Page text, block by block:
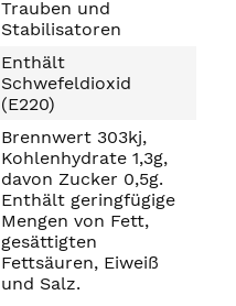
Trauben und
Stabilisatoren
Enthält
Schwefeldioxid
(E220)
Brennwert 303kj,
Kohlenhydrate 1,3g,
davon Zucker 0,5g.
Enthält geringfügige
Mengen von Fett,
gesättigten
Fettsäuren, Eiweiß
und Salz.